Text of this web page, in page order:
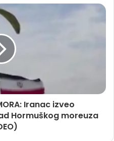
Iranac izveo
Hormuškog moreuza